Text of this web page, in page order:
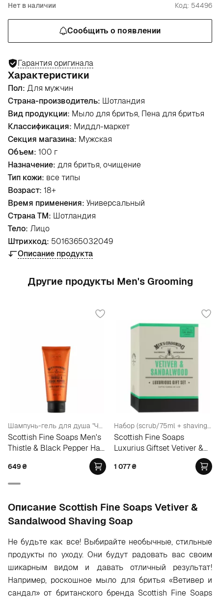
Нет в наличии
Код: 54496
Сообщить о появлении
Гарантия оригинала
Характеристики
Пол: Для мужчин
Страна-производитель: Шотландия
Вид продукции: Мыло для бритья, Пена для бритья
Классификация: Миддл-маркет
Секция магазина: Мужская
Объем: 100 г
Назначение: для бритья, очищение
Тип кожи: все типы
Возраст: 18+
Время применения: Универсальный
Страна ТМ: Шотландия
Тело: Лицо
Штрихкод: 5016365032049
Описание продукта
Другие продукты Men's Grooming
Шампунь-гель для душа "Чертополох и черный перец" для мужчин
Scottish Fine Soaps Men's
Thistle & Black Pepper Hair
649₴
Набор (scrub/75ml + shaving/cr/75ml + a/sh/balm/75ml + soap/40g)
Scottish Fine Soaps
Luxurius Giftset Vetiver &
1 077₴
Oписание Scottish Fine Soaps Vetiver &
Sandalwood Shaving Soap
Не будьте как все! Выбирайте необычные, стильные
продукты по уходу. Они будут радовать вас своим
шикарным видом и давать отличный результат!
Например, роскошное мыло для бритья «Ветивер и
сандал» от британского бренда Scottish Fine Soaps